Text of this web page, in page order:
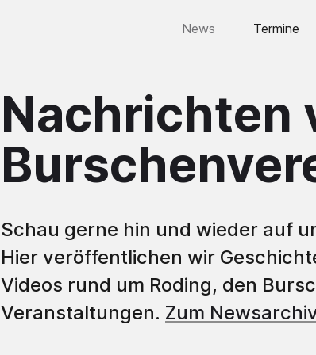
News Termine
Nachrichten
Schau gerne hin und wieder auf
Hier veröffentlichen wir
Videos rund um Roding, den
Veranstaltungen. Zum